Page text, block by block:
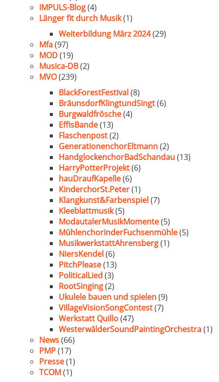
IMPULS-Blog(4)
Länger fit durch Musik(1)
Weiterbildung März 2024(29)
Mfa(97)
MOD(19)
Musica-DB(2)
MVO(239)
BlackForestFestival(8)
BräunsdorfKlingtundSingt(6)
Burgwaldfrösche(4)
EffisBande(13)
Flaschenpost(2)
GenerationenchorEltmann(2)
HandglockenchorBadSchandau(13)
HarryPotterProjekt(6)
hauDraufKapelle(6)
KinderchorSt.Peter(1)
Klangkunst&Farbenspiel(7)
Kleeblattmusik(5)
ModautalerMusikMomente(5)
MühlenchorinderFuchsenmühle(5)
MusikwerkstattAhrensberg(1)
NiersKendel(6)
PitchPlease(13)
PoliticalLied (3)
RootSinging(2)
Ukulele bauen und spielen(9)
VillageVisionSongContest(7)
Werkstatt Quillo(47)
WesterwälderSoundPaintingOrchestra(1)
News(66)
PMP(17)
Presse(1)
TCOM(1)